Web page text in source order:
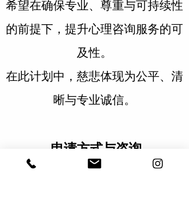
希望在确保专业、尊重与可持续性
的前提下，提升心理咨询服务的可
及性。
在此计划中，慈悲体现为公平、清
晰与专业诚信。
申请方式与咨询
如需咨询申请条件或提出申请，欢